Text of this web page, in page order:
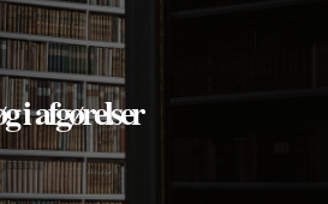
i afgørelser